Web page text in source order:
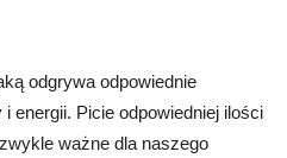
odgrywa odpowiednie
energii. Picie odpowiedniej ilości
ważne dla naszego